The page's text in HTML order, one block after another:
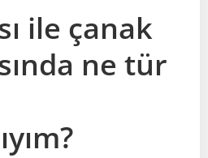
ile çanak
ne tür